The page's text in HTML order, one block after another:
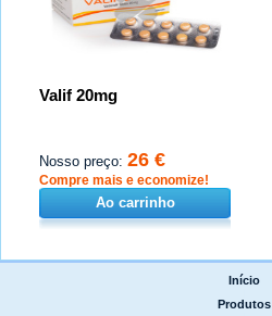
Valif 20mg
Nosso preço: 26 €
Compre mais e economize!
Ao carrinho
Início
Produtos